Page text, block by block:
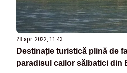
28 apr. 2022, 11:43
Destinație turistică plină de
paradisul cailor sălbatici din